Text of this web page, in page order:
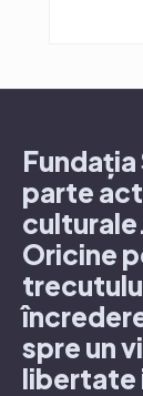
parte
Oricine
spre un
libertate